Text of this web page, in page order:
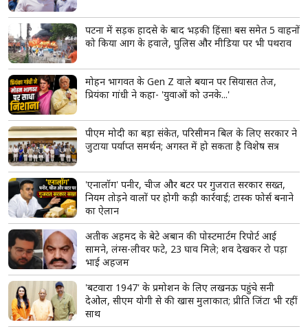
पटना में सड़क हादसे के बाद भड़की हिंसा! बस समेत 5 वाहनों
को किया आग के हवाले, पुलिस और मीडिया पर भी पथराव
मोहन भागवत के Gen Z वाले बयान पर सियासत तेज,
प्रियंका गांधी ने कहा- 'युवाओं को उनके...'
पीएम मोदी का बड़ा संकेत, परिसीमन बिल के लिए सरकार ने
जुटाया पर्याप्त समर्थन; अगस्त में हो सकता है विशेष सत्र
'एनालॉग' पनीर, चीज और बटर पर गुजरात सरकार सख्त,
नियम तोड़ने वालों पर होगी कड़ी कार्रवाई; टास्क फोर्स बनाने
का ऐलान
अतीक अहमद के बेटे अबान की पोस्टमार्टम रिपोर्ट आई
सामने, लंग्स-लीवर फटे, 23 घाव मिले; शव देखकर रो पड़ा
भाई अहजम
'बटवारा 1947' के प्रमोशन के लिए लखनऊ पहुंचे सनी
देओल, सीएम योगी से की खास मुलाकात; प्रीति जिंटा भी रहीं
साथ